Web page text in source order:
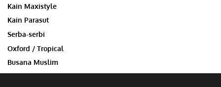
Kain Maxistyle
Kain Parasut
Serba-serbi
Oxford / Tropical
Busana Muslim